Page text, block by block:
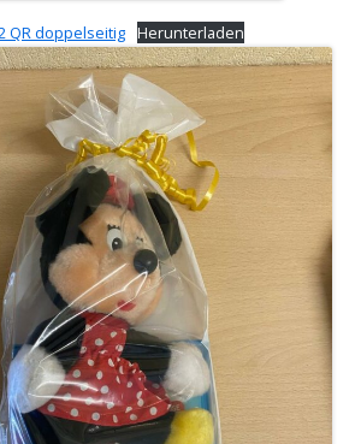
QR doppelseitig Herunterladen